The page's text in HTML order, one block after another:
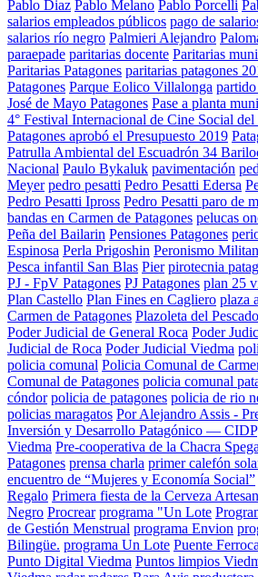
Pablo Diaz Pablo Melano Pablo Porcelli
salarios empleados públicos pago de
salarios río negro Palmieri Alejandro
paraepade paritarias docente Paritarias
Paritarias Patagones paritarias patagones
Patagones Parque Eolico Villalonga
José de Mayo Patagones Pase a planta
4° Festival Internacional de Cine Social
Patagones aprobó el Presupuesto 2019
Patrulla Ambiental del Escuadrón 34
Nacional Paulo Bykaluk pavimentación
Meyer pedro pesatti Pedro Pesatti Edersa
Pedro Pesatti Ipross Pedro Pesatti paro de
bandas en Carmen de Patagones pelucas
Peña del Bailarin Pensiones Patagones
Espinosa Perla Prigoshin Peronismo
Pesca infantil San Blas Pier pirotecnia
PJ - FpV Patagones PJ Patagones plan 25
Plan Castello Plan Fines en Cagliero plaza
Carmen de Patagones Plazoleta del
Poder Judicial de General Roca Poder
Judicial de Roca Poder Judicial Viedma
policia comunal Policia Comunal de
Comunal de Patagones policia comunal
cóndor policia de patagones policia de rio
policias maragatos Por Alejandro Assis -
Inversión y Desarrollo Patagónico — CIDP
Viedma Pre-cooperativa de la Chacra
Patagones prensa charla primer calefón
encuentro de “Mujeres y Economía Social”
Regalo Primera fiesta de la Cerveza
Negro Procrear programa "Un Lote
de Gestión Menstrual programa Envion
Bilingüe. programa Un Lote Puente
Punto Digital Viedma Puntos limpios